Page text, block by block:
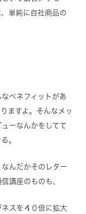
単純に自社商品の
ベネフィットがあ
ますよ。そんなメッ
ーなんかをしてて
。
んだかそのレター
講座のものも、
ネスを４０倍に拡大